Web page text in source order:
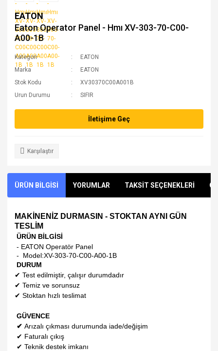
EATON
Eaton Operator Panel - Hmı XV-303-70-C00-
A00-1B
Kategori
EATON
Marka
EATON
Stok Kodu
XV30370C00A001B
Urun Durumu
SIFIR
İletişime Geç
Karşılaştır
ÜRÜN BİLGİSİ YORUMLAR TAKSİT SEÇENEKLERİ
MAKİNENİZ DURMASIN - STOKTAN AYNI GÜN
TESLİM
ÜRÜN BİLGİSİ
- EATON Operatör Panel
- Model:XV-303-70-C00-A00-1B
DURUM
✔ Test edilmiştir, çalışır durumdadır
✔ Temiz ve sorunsuz
✔ Stoktan hızlı teslimat
GÜVENCE
✔ Arızalı çıkması durumunda iade/değişim
✔ Faturalı çıkış
✔ Teknik destek imkanı